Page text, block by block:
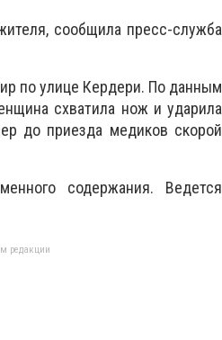
сообщила пресс-служба
по улице Кердери. По данным
схватила нож и ударила
до приезда медиков скорой
содержания. Ведется
редакции